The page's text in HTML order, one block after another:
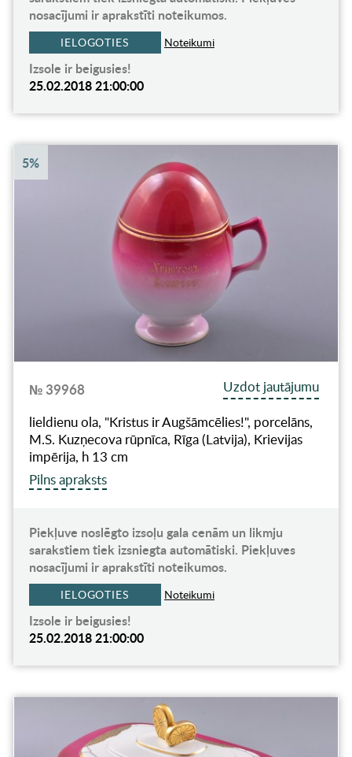
nosacījumi ir aprakstīti noteikumos.
IELOGOTIES Noteikumi
Izsole ir beigusies!
25.02.2018 21:00:00
5%
№ 39968
Uzdot jautājumu
lieldienu ola, "Kristus ir Augšāmcēlies!", porcelāns,
M.S. Kuzņecova rūpnīca, Rīga (Latvija), Krievijas
impērija, h 13 cm
Pilns apraksts
Piekļuve noslēgto izsoļu gala cenām un likmju
sarakstiem tiek izsniegta automātiski. Piekļuves
nosacījumi ir aprakstīti noteikumos.
IELOGOTIES Noteikumi
Izsole ir beigusies!
25.02.2018 21:00:00